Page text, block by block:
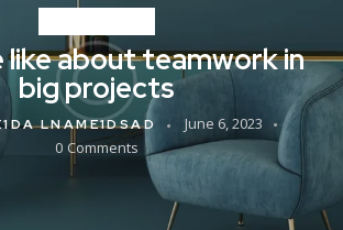
like about teamwork in
big projects
LNAME1DSAD
June 6, 2023
0 Comments